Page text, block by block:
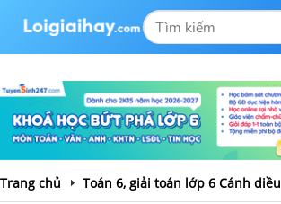
Trang chủ Toán 6, giải toán lớp 6 Cánh diều